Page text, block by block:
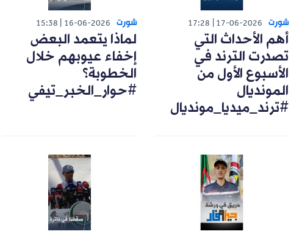
شورت 17-06-2026
17:28
أهم الأحداث التي
تصدرت الترند في
الأسبوع الأول من
المونديال
#ترند_ميديا_مونديال
شورت 16-06-2026
15:38
لماذا يتعمد البعض
إخفاء عيوبهم خلال
الخطوبة؟
#حوار_الخبر_تيفي